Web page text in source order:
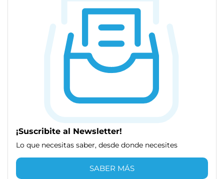
¡Suscribite al Newsletter!
Lo que necesitas saber, desde donde necesites
SABER MÁS